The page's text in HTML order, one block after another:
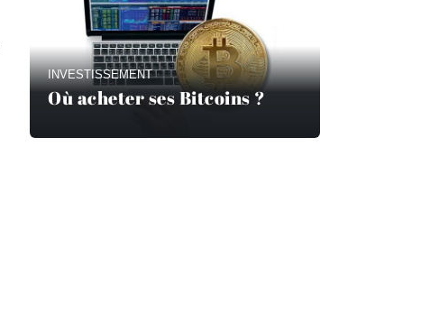
INVESTISSEMENT
Où acheter ses Bitcoins ?